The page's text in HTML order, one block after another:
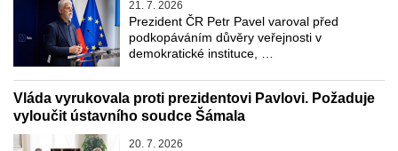
21. 7. 2026
Prezident ČR Petr Pavel varoval před
podkopáváním důvěry veřejnosti v
demokratické instituce, …
Vláda vyrukovala proti prezidentovi Pavlovi. Požaduje
vyloučit ústavního soudce Šámala
20. 7. 2026